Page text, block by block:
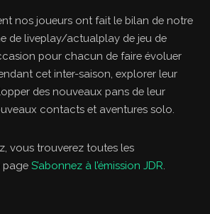
nos joueurs ont fait le bilan de notre
de liveplay/actualplay de jeu de
pour chacun de faire évoluer
cet inter-saison, explorer leur
des nouveaux pans de leur
contacts et aventures solo.
vous trouverez toutes les
pageS’abonnez à l’émission JDR